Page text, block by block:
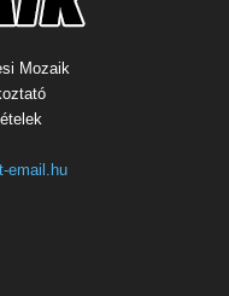
Mozaik
email.hu